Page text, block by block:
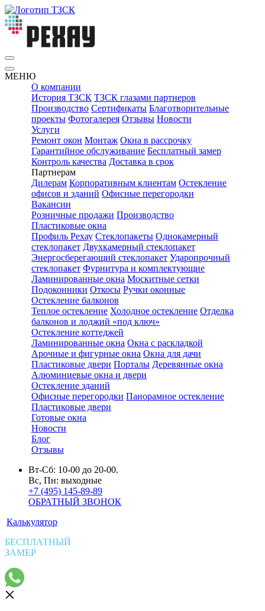
МЕНЮ
О компании
История ТЗСК ТЗСК глазами партнеров
Производство Сертификаты Благотворительные
проекты Фотогалерея Отзывы Новости
Услуги
Ремонт окон Монтаж Окна в рассрочку
Гарантийное обслуживание Бесплатный замер
Контроль качества Доставка в срок
Партнерам
Дилерам Корпоративным клиентам Остекление
офисов и зданий Офисные перегородки
Вакансии
Розничные продажи Производство
Пластиковые окна
Профиль Рехау Стеклопакеты Однокамерный
стеклопакет Двухкамерный стеклопакет
Энергосберегающий стеклопакет Ударопрочный
стеклопакет Фурнитура и комплектующие
Ламинированные окна Москитные сетки
Подоконники Откосы Ручки оконные
Остекление балконов
Теплое остекление Холодное остекление Отделка
балконов и лоджий «под ключ»
Остекление коттеджей
Ламинированные окна Окна с раскладкой
Арочные и фигурные окна Окна для дачи
Пластиковые двери Порталы Деревянные окна
Алюминиевые окна и двери
Остекление зданий
Офисные перегородки Панорамное остекление
Пластиковые двери
Готовые окна
Новости
Блог
Отзывы
Вт-Сб: 10-00 до 20-00.
Вс, Пн: выходные
+7 (495) 145-89-89
ОБРАТНЫЙ ЗВОНОК
Калькулятор
БЕСПЛАТНЫЙ
ЗАМЕР